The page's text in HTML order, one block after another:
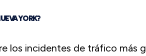
YORK?
los incidentes de tráfico más